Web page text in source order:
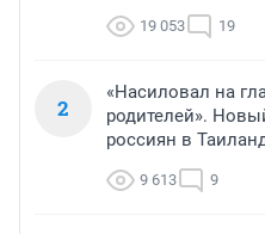
19 053 19
2
«Насиловал на
родителей».
россиян в
9 613 9